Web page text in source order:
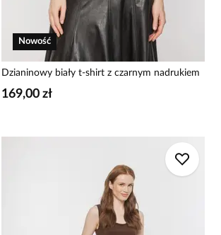
Nowość
Dzianinowy biały t-shirt z czarnym nadrukiem
169,00 zł